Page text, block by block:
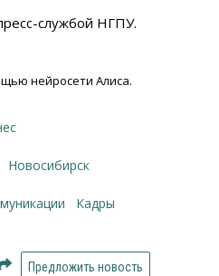
службой НГПУ.
нейросети Алиса.
Новосибирск
кадры
Предложить новость